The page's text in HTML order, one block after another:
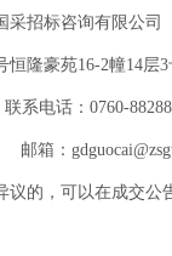
采招标咨询有限公司
恒隆豪苑16-2幢14层3
话：0760-
邮箱：
议的，可以在成交